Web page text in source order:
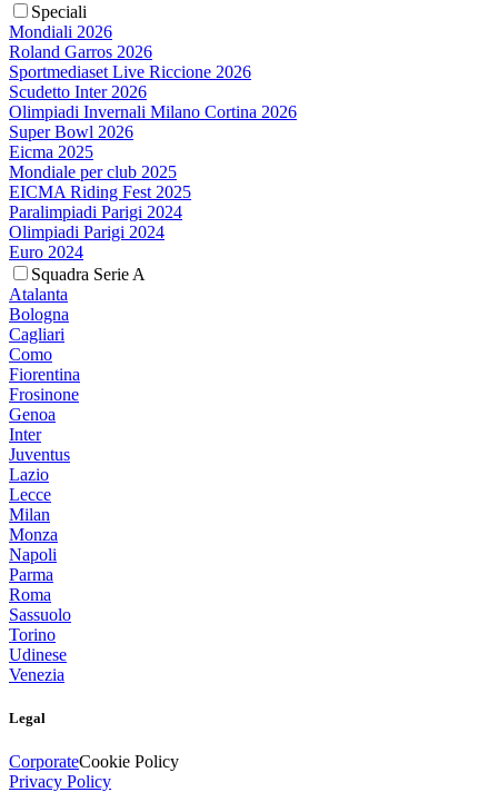
Speciali
Mondiali 2026
Roland Garros 2026
Sportmediaset Live Riccione 2026
Scudetto Inter 2026
Olimpiadi Invernali Milano Cortina 2026
Super Bowl 2026
Eicma 2025
Mondiale per club 2025
EICMA Riding Fest 2025
Paralimpiadi Parigi 2024
Olimpiadi Parigi 2024
Euro 2024
Squadra Serie A
Atalanta
Bologna
Cagliari
Como
Fiorentina
Frosinone
Genoa
Inter
Juventus
Lazio
Lecce
Milan
Monza
Napoli
Parma
Roma
Sassuolo
Torino
Udinese
Venezia
Legal
CorporateCookie Policy
Privacy Policy